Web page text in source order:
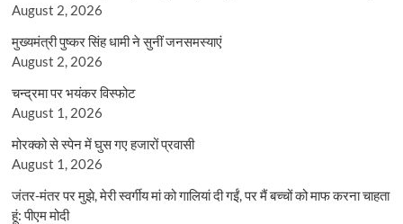
August 2, 2026
मुख्यमंत्री पुष्कर सिंह धामी ने सुनीं जनसमस्याएं
August 2, 2026
चन्द्रमा पर भयंकर विस्फोट
August 1, 2026
मोरक्को से स्पेन में घुस गए हजारों प्रवासी
August 1, 2026
जंतर-मंतर पर मुझे, मेरी स्वर्गीय मां को गालियां दी गईं, पर मैं बच्चों को माफ करना चाहता
हूं: पीएम मोदी